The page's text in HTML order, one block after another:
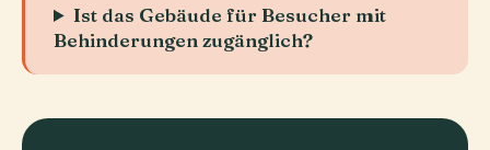
Ist das Gebäude für Besucher mit
Behinderungen zugänglich?